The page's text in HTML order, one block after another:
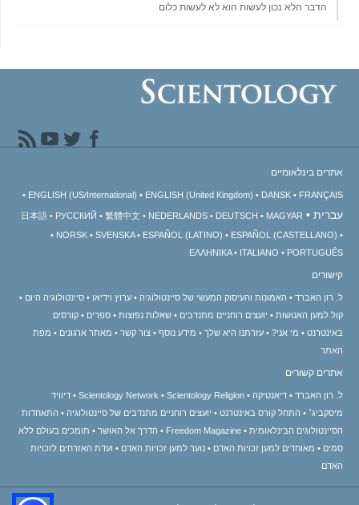
הדבר הלא נכון לעשות הוא לא לעשות כלום
אתרים בינלאומיים
ENGLISH (US/International) ENGLISH (United Kingdom) DANSK FRANÇAIS
עברית 日本語 РУССКИЙ 繁體中文 NEDERLANDS DEUTSCH
MAGYAR
NORSK
SVENSKA ESPAÑOL (LATINO)
ESPAÑOL (CASTELLANO)
ΕΛΛΗΝΙΚA
ITALIANO PORTUGUÊS
קישורים
ל. רון האברד האמונות והעיסוק המעשי של סיינטולוגיה ערוץ וידיאו
סיינטולוגיה היום
קול למען האנושות
יועצים רוחניים מתנדבים שאלות נפוצות ספרים
קורסים
באינטרנט
מי אני? עזרתנו היא שלך מידע נוסף צור קשר מאתר ארגונים
מפת
האתר
אתרים קשורים
ל. רון האברד דיאנטיקה Scientology Network Scientology Religion
דיוויד
מיסקביג׳
התחל קורס באינטרנט יועצים רוחניים מתנדבים של סיינטולוגיה
התאחדות
הסיינטולוגים הבינלאומית
Freedom Magazine הדרך אל האושר
תומכים בעולם ללא
סמים
מאוחדים למען זכויות האדם נוער למען זכויות האדם
ועדת האזרחים לזכויות
האדם